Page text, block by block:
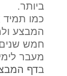
ביותר.
כמו
המבצע
חמש
מעבר
בדף